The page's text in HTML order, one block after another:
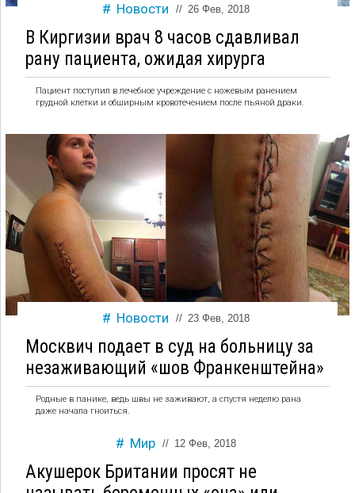
Новости // 26 Фев, 2018
В Киргизии врач 8 часов сдавливал
рану пациента, ожидая хирурга
Пациент поступил в лечебное учреждение с ножевым ранением
грудной клетки и обширным кровотечением после пьяной драки.
Новости // 23 Фев, 2018
Москвич подает в суд на больницу за
незаживающий «шов Франкенштейна»
Родные в панике, ведь швы не заживают, а спустя неделю рана
даже начала гноиться.
Мир // 12 Фев, 2018
Акушерок Британии просят не